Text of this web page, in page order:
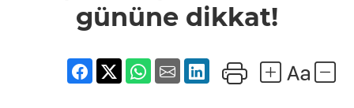
gününe dikkat!